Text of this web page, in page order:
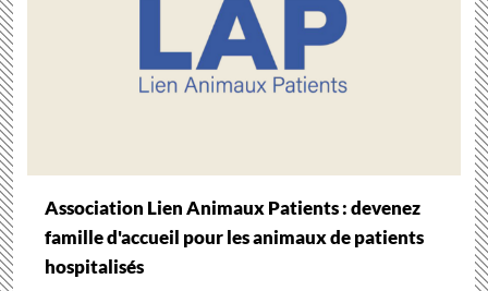
Association Lien Animaux Patients : devenez
famille d'accueil pour les animaux de patients
hospitalisés